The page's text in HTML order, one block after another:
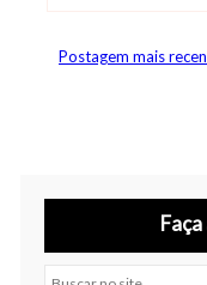
Postagem mais
Buscar no site